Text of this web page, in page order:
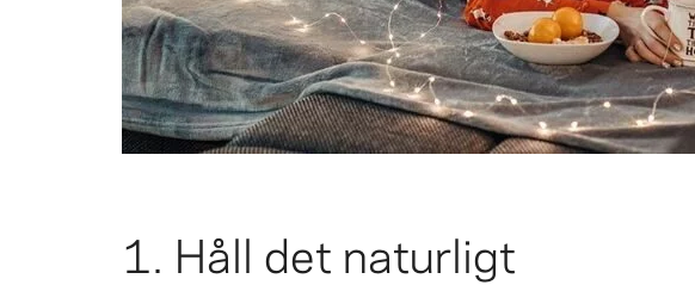
1. Håll det naturligt